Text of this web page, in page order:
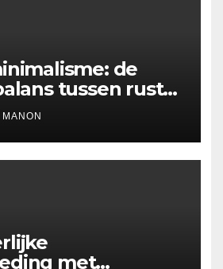
de
tussen rust
MANON
met